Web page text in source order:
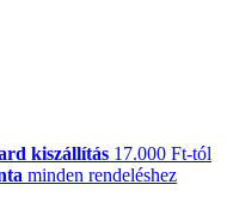
kiszállítás 17.000 Ft-tól
minden rendeléshez